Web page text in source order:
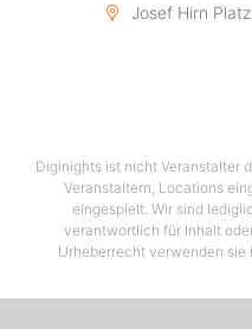
Josef Hirn
Diginights ist nicht Veranstalter
Veranstaltern, Locations
eingespielt. Wir sind
verantwortlich für Inhalt
Urheberrecht verwenden sie